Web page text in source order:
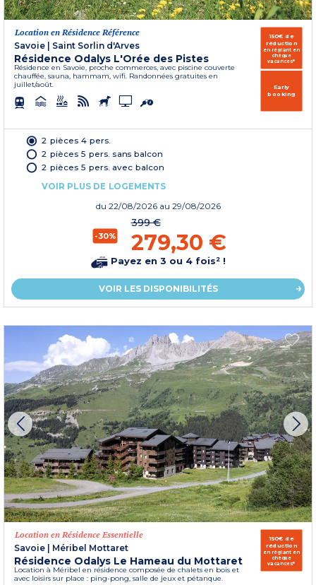
Location en Résidence Référence
Savoie
Saint Sorlin d'Arves
Résidence Odalys L'Orée des Pistes
Résidence en Savoie, proche commerces, avec piscine couverte
chauffée, sauna, hammam, wifi. Randonnées gratuites en
juillet/août.
150€ de
réduction
en réglant en
chèque
vacances*
Early
booking
2 pièces 4 pers.
2 pièces 5 pers. sans balcon
2 pièces 5 pers. avec balcon
VOIR PLUS DE LOGEMENTS
du 22/08/2026 au 29/08/2026
-30%
399 €
279,30 €
Payez en 3 ou 4 fois² !
VOIR LES DISPONIBILITÉS
Location en Résidence Essentielle
Savoie
Méribel Mottaret
Résidence Odalys Le Hameau du Mottaret
Location à Méribel en résidence composée de chalets en bois et
avec loisirs sur place : ping-pong, salle de jeux et pétanque.
150€ de
réduction
en réglant en
chèque
vacances*